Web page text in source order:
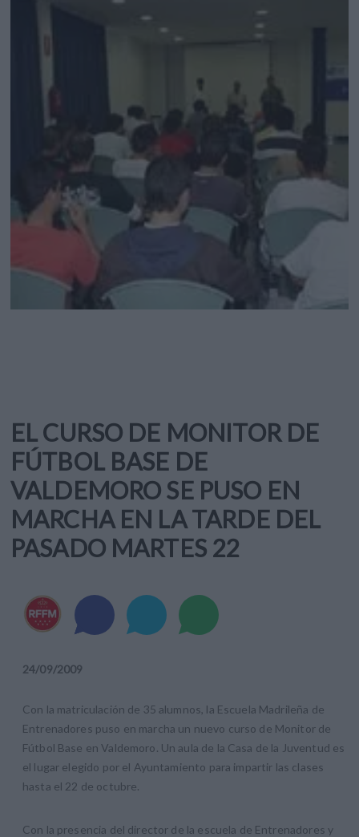
EL CURSO DE MONITOR DE
FÚTBOL BASE DE
VALDEMORO SE PUSO EN
MARCHA EN LA TARDE DEL
PASADO MARTES 22
24/09/2009
Con la matriculación de 35 alumnos, la Escuela Madrileña de
Entrenadores puso en marcha un nuevo curso de Monitor de
Fútbol Base en Valdemoro. Un aula de la Casa de la Juventud es
el lugar elegido por el Ayuntamiento para impartir las clases
hasta el 22 de octubre.
Con la presencia del director de la escuela de Entrenadores y